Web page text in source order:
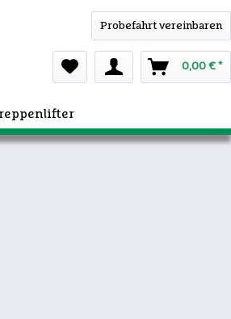
Probefahrt vereinbaren
0,00 € *